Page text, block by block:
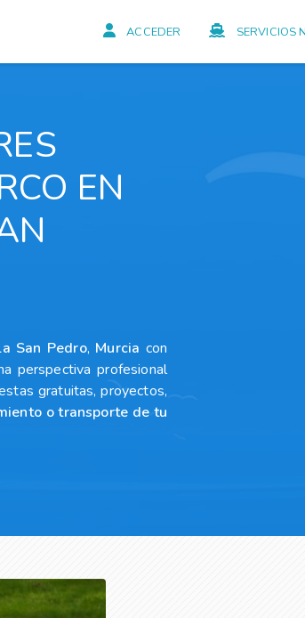
ACCEDER SERVICIOS
EN
San Pedro, Murcia con
perspectiva profesional
gratuitas, proyectos,
o transporte de tu